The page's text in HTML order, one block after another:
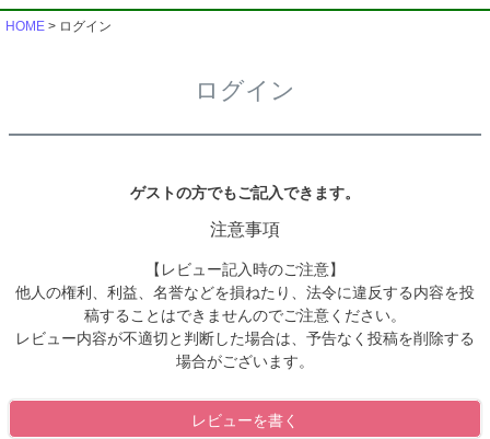
HOME ログイン
ログイン
ゲストの方でもご記入できます。
注意事項
【レビュー記入時のご注意】
他人の権利、利益、名誉などを損ねたり、法令に違反する内容を投
稿することはできませんのでご注意ください。
レビュー内容が不適切と判断した場合は、予告なく投稿を削除する
場合がございます。
レビューを書く